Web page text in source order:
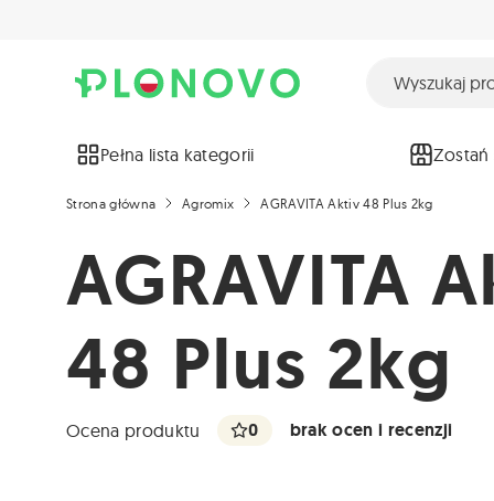
Pełna lista kategorii Zostań
Strona główna Agromix AGRAVITA Aktiv 48 Plus 2kg
AGRAVITA
48 Plus 2kg
Ocena produktu 0 brak ocen i recenzji